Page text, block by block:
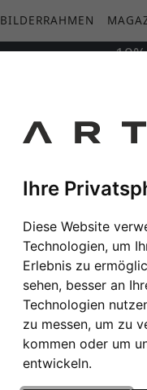
Ihre
Diese Website
Technologien, um
Erlebnis zu
sehen, besser an
Technologien
zu messen, um zu
kommen oder um
entwickeln.
BILDERRAHMEN
10%